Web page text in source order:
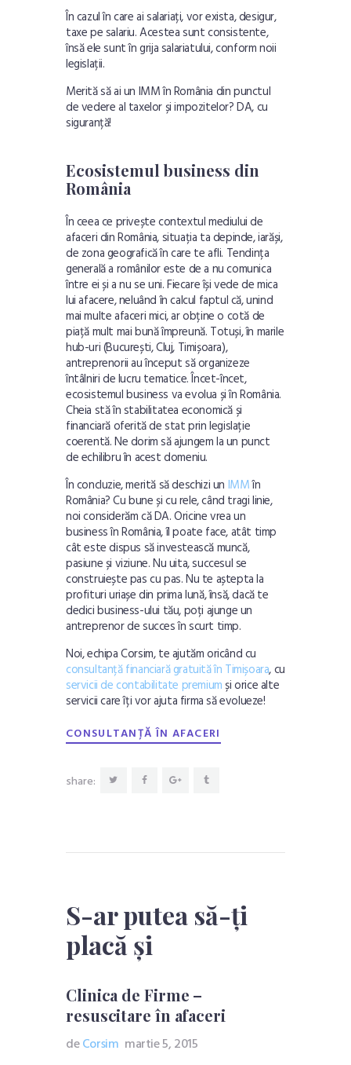
În cazul în care ai salariați, vor exista, desigur,
taxe pe salariu. Acestea sunt consistente,
însă ele sunt în grija salariatului, conform noii
legislații.
Merită să ai un IMM în România din punctul
de vedere al taxelor și impozitelor? DA, cu
siguranță!
Ecosistemul business din
România
În ceea ce privește contextul mediului de
afaceri din România, situația ta depinde, iarăși,
de zona geografică în care te afli. Tendința
generală a românilor este de a nu comunica
între ei și a nu se uni. Fiecare își vede de mica
lui afacere, neluând în calcul faptul că, unind
mai multe afaceri mici, ar obține o cotă de
piață mult mai bună împreună. Totuși, în marile
hub-uri (București, Cluj, Timișoara),
antreprenorii au început să organizeze
întâlniri de lucru tematice. Încet-încet,
ecosistemul business va evolua și în România.
Cheia stă în stabilitatea economică și
financiară oferită de stat prin legislație
coerentă. Ne dorim să ajungem la un punct
de echilibru în acest domeniu.
În concluzie, merită să deschizi un IMMîn
România? Cu bune și cu rele, când tragi linie,
noi considerăm că DA. Oricine vrea un
business în România, îl poate face, atât timp
cât este dispus să investească muncă,
pasiune și viziune. Nu uita, succesul se
construiește pas cu pas. Nu te aștepta la
profituri uriașe din prima lună, însă, dacă te
dedici business-ului tău, poți ajunge un
antreprenor de succes în scurt timp.
Noi, echipa Corsim, te ajutăm oricând cu
consultanță financiară gratuită în Timișoara, cu
servicii de contabilitate premium și orice alte
servicii care îți vor ajuta firma să evolueze!
CONSULTANȚĂ ÎN AFACERI
share:
S-ar putea să-ți
placă și
Clinica de Firme –
resuscitare în afaceri
deCorsim martie 5, 2015